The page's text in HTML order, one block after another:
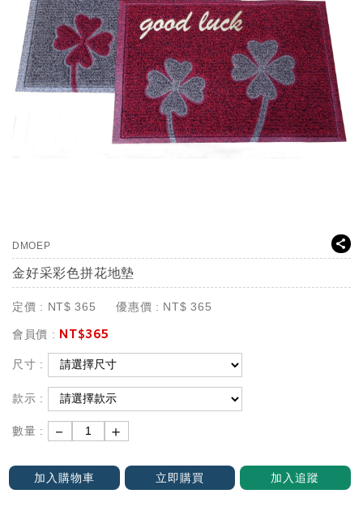
DMOEP
金好采彩色拼花地墊
定價 : NT$ 365 優惠價 : NT$ 365
會員價 : NT$365
尺寸 :
款示 :
數量 : － ＋
加入購物車 立即購買 加入追蹤